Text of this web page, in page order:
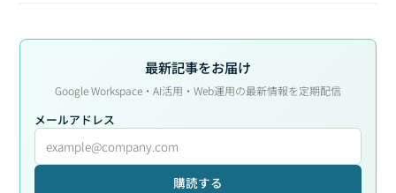
最新記事をお届け
Google Workspace・AI活用・Web運用の最新情報を定期配信
メールアドレス
購読する